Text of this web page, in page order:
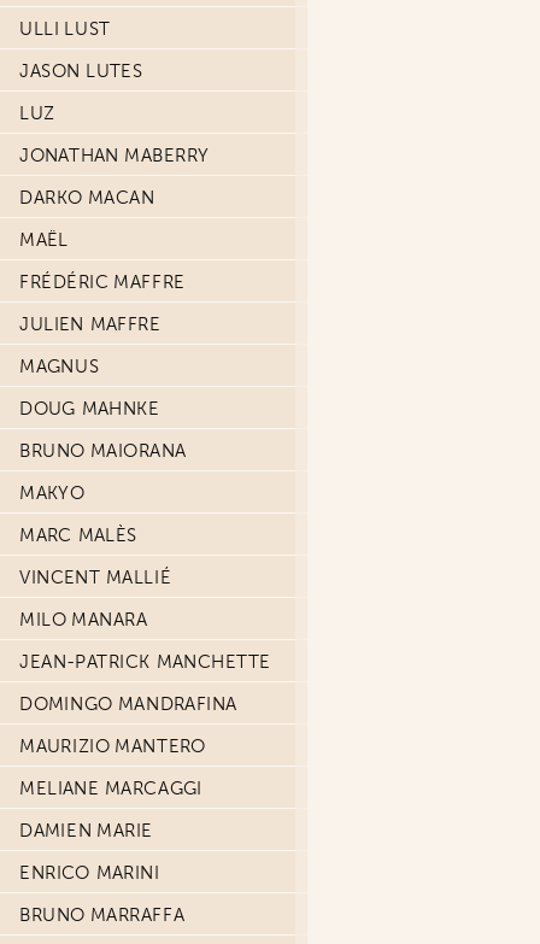
ULLI LUST
JASON LUTES
LUZ
JONATHAN MABERRY
DARKO MACAN
MAËL
FRÉDÉRIC MAFFRE
JULIEN MAFFRE
MAGNUS
DOUG MAHNKE
BRUNO MAIORANA
MAKYO
MARC MALÈS
VINCENT MALLIÉ
MILO MANARA
JEAN-PATRICK MANCHETTE
DOMINGO MANDRAFINA
MAURIZIO MANTERO
MELIANE MARCAGGI
DAMIEN MARIE
ENRICO MARINI
BRUNO MARRAFFA